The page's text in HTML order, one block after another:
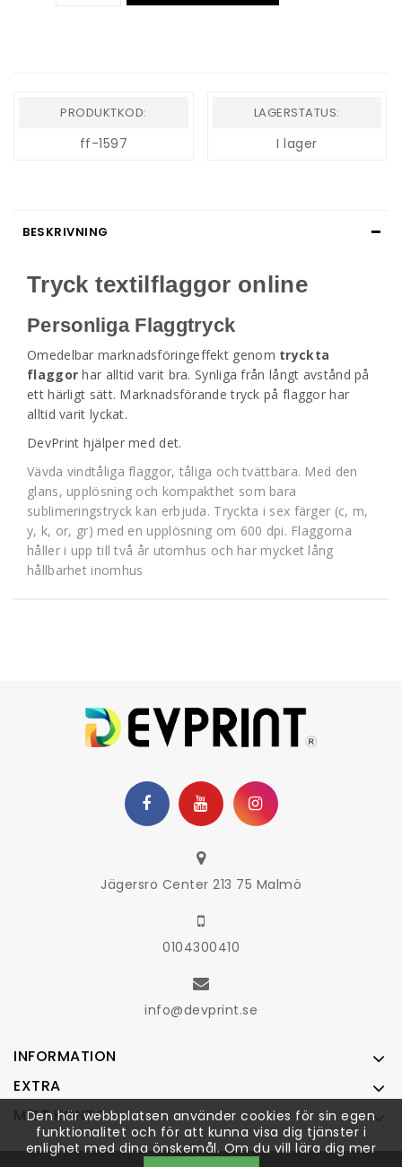
PRODUKTKOD:
ff-1597
LAGERSTATUS:
I lager
BESKRIVNING
Tryck textilflaggor online
Personliga Flaggtryck
Omedelbar marknadsföringeffekt genom tryckta
flaggor har alltid varit bra. Synliga från långt avstånd på
ett härligt sätt. Marknadsförande tryck på flaggor har
alltid varit lyckat.
DevPrint hjälper med det.
Vävda vindtåliga flaggor, tåliga och tvättbara. Med den
glans, upplösning och kompakthet som bara
sublimeringstryck kan erbjuda. Tryckta i sex färger (c, m,
y, k, or, gr) med en upplösning om 600 dpi. Flaggorna
håller i upp till två år utomhus och har mycket lång
hållbarhet inomhus
Jägersro Center 213 75 Malmö
0104300410
info@devprint.se
INFORMATION
EXTRA
MITT KONTO
Den här webbplatsen använder cookies för sin egen
funktionalitet och för att kunna visa dig tjänster i
enlighet med dina önskemål. Om du vill lära dig mer